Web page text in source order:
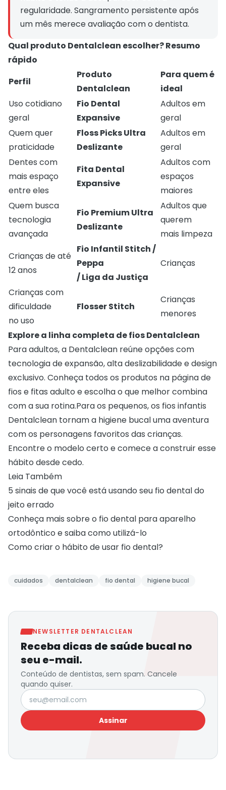
regularidade. Sangramento persistente após
um mês merece avaliação com o dentista.
Qual produto Dentalclean escolher? Resumo
rápido
Perfil
Produto
Dentalclean
Para quem é
ideal
Uso cotidiano
geral
Fio Dental
Expansive
Adultos em
geral
Quem quer
praticidade
Floss Picks Ultra
Deslizante
Adultos em
geral
Dentes com
mais espaço
entre eles
Fita Dental
Expansive
Adultos com
espaços
maiores
Quem busca
tecnologia
avançada
Fio Premium Ultra
Deslizante
Adultos que
querem
mais limpeza
Crianças de até
12 anos
Fio Infantil Stitch /
Peppa
/ Liga da Justiça
Crianças
Crianças com
dificuldade
no uso
Flosser Stitch
Crianças
menores
Explore a linha completa de fios Dentalclean
Para adultos, a Dentalclean reúne opções com
tecnologia de expansão, alta deslizabilidade e design
exclusivo. Conheça todos os produtos na página de
fios e fitas adulto e escolha o que melhor combina
com a sua rotina.Para os pequenos, os fios infantis
Dentalclean tornam a higiene bucal uma aventura
com os personagens favoritos das crianças.
Encontre o modelo certo e comece a construir esse
hábito desde cedo.
Leia Também
5 sinais de que você está usando seu fio dental do
jeito errado
Conheça mais sobre o fio dental para aparelho
ortodôntico e saiba como utilizá-lo
Como criar o hábito de usar fio dental?
cuidados dentalclean fio dental higiene bucal
NEWSLETTER DENTALCLEAN
Receba dicas de saúde bucal no
seu e-mail.
Conteúdo de dentistas, sem spam. Cancele
quando quiser.
Seu e-mail
Assinar